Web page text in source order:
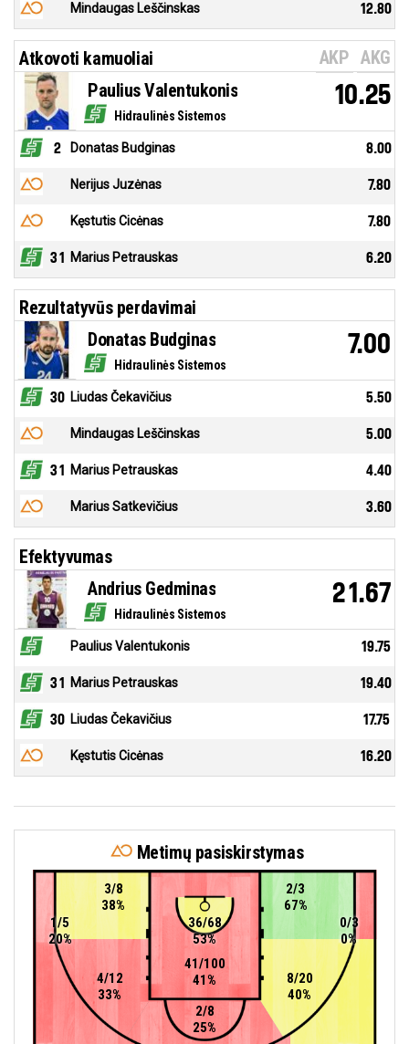
Mindaugas Leščinskas 12.80
Atkovoti kamuoliai AKP AKG
Hidraulinės Sistemos
Paulius Valentukonis 10.25
2 Donatas Budginas 8.00
Nerijus Juzėnas 7.80
Kęstutis Cicėnas 7.80
31 Marius Petrauskas 6.20
Rezultatyvūs perdavimai
Hidraulinės Sistemos
Donatas Budginas 7.00
30 Liudas Čekavičius 5.50
Mindaugas Leščinskas 5.00
31 Marius Petrauskas 4.40
Marius Satkevičius 3.60
Efektyvumas
Hidraulinės Sistemos
Andrius Gedminas 21.67
Paulius Valentukonis 19.75
31 Marius Petrauskas 19.40
30 Liudas Čekavičius 17.75
Kęstutis Cicėnas 16.20
Metimų pasiskirstymas
36/68
53%
41/100
41%
2/8
25%
8/20
40%
4/12
33%
0/3
0%
1/5
20%
2/3
67%
3/8
38%